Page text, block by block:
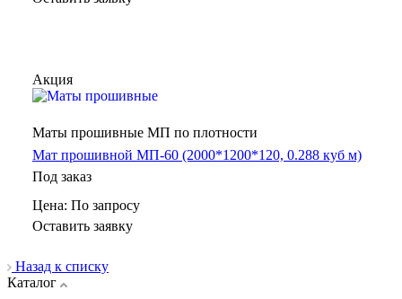
Акция
Маты прошивные МП по плотности
Мат прошивной МП-60 (2000*1200*120, 0.288 куб м)
Под заказ
Цена: По запросу
Оставить заявку
Назад к списку
Каталог